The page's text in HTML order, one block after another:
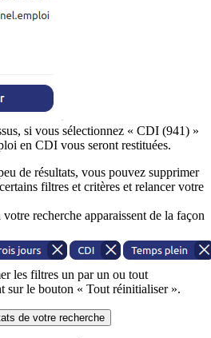
si vous sélectionnez « CDI (941) »
en CDI vous seront restituées.
de résultats, vous pouvez supprimer
filtres et critères et relancer votre
recherche apparaissent de la façon
les filtres un par un ou tout
sur le bouton « Tout réinitialiser ».
de votre recherche